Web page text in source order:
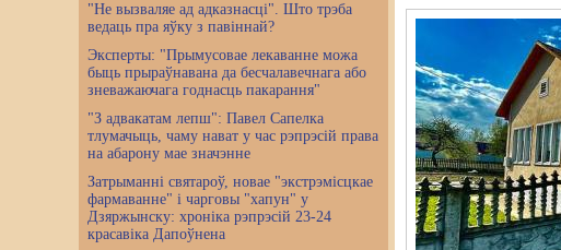
"Не вызваляе ад адказнасці". Што трэба
ведаць пра яўку з павіннай?
Эксперты: "Прымусовае лекаванне можа
быць прыраўнавана да бесчалавечнага або
зневажаючага годнасць пакарання"
"З адвакатам лепш": Павел Сапелка
тлумачыць, чаму нават у час рэпрэсій права
на абарону мае значэнне
Затрыманні святароў, новае "экстрэмісцкае
фармаванне" і чарговы "хапун" у
Дзяржынску: хроніка рэпрэсій 23-24
красавіка Дапоўнена